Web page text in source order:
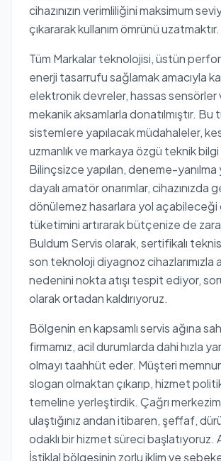
cihazınızın verimliliğini maksimum
çıkararak kullanım ömrünü uzatmaktır.
Tüm Markalar teknolojisi, üstün
enerji tasarrufu sağlamak amacıyla
elektronik devreler, hassas sensörler
mekanik aksamlarla donatılmıştır. Bu
sistemlere yapılacak müdahaleler,
uzmanlık ve markaya özgü teknik
Bilinçsizce yapılan, deneme-
dayalı amatör onarımlar, cihazınızda
dönülemez hasarlara yol açabileceği
tüketimini artırarak bütçenize de
Buldum Servis olarak, sertifikalı
son teknoloji diyagnoz cihazlarımızla
nedenini nokta atışı tespit ediyor,
olarak ortadan kaldırıyoruz.
Bölgenin en kapsamlı servis ağına
firmamız, acil durumlarda dahi hızla
olmayı taahhüt eder. Müşteri
slogan olmaktan çıkarıp, hizmet
temeline yerleştirdik. Çağrı
ulaştığınız andan itibaren, şeffaf,
odaklı bir hizmet süreci başlatıyoruz.
İstiklal bölgesinin zorlu iklim ve